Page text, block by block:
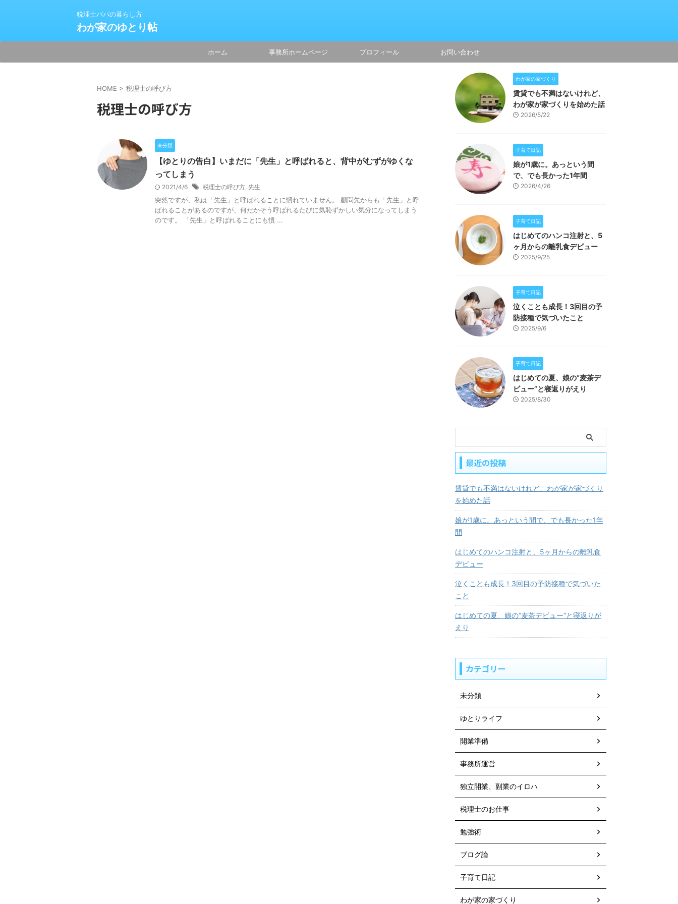
税理士パパの暮らし方
わが家のゆとり帖
ホーム 事務所ホームページ プロフィール お問い合わせ
HOME > 税理士の呼び方
税理士の呼び方
未分類
【ゆとりの告白】いまだに「先生」と呼ばれると、背中がむずがゆくな
ってしまう
2021/4/6 税理士の呼び方, 先生
突然ですが、私は「先生」と呼ばれることに慣れていません。 顧問先からも「先生」と呼
ばれることがあるのですが、何だかそう呼ばれるたびに気恥ずかしい気分になってしまう
のです。 「先生」と呼ばれることにも慣 ...
わが家の家づくり
賃貸でも不満はないけれど、
わが家が家づくりを始めた話
2026/5/22
子育て日記
娘が1歳に。あっという間
で、でも長かった1年間
2026/4/26
子育て日記
はじめてのハンコ注射と、5
ヶ月からの離乳食デビュー
2025/9/25
子育て日記
泣くことも成長！3回目の予
防接種で気づいたこと
2025/9/6
子育て日記
はじめての夏、娘の“麦茶デ
ビュー”と寝返りがえり
2025/8/30
最近の投稿
賃貸でも不満はないけれど、わが家が家づくり
を始めた話
娘が1歳に。あっという間で、でも長かった1年
間
はじめてのハンコ注射と、5ヶ月からの離乳食
デビュー
泣くことも成長！3回目の予防接種で気づいた
こと
はじめての夏、娘の“麦茶デビュー”と寝返りが
えり
カテゴリー
未分類
ゆとりライフ
開業準備
事務所運営
独立開業、副業のイロハ
税理士のお仕事
勉強術
ブログ論
子育て日記
わが家の家づくり